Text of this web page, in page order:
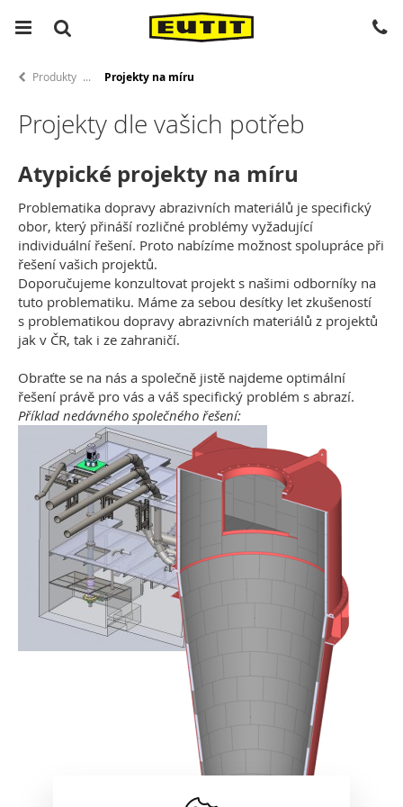
Produkty Projekty na míru
Projekty dle vašich potřeb
Atypické projekty na míru
Problematika dopravy abrazivních materiálů je specifický
obor, který přináší rozličné problémy vyžadující
individuální řešení. Proto nabízíme možnost spolupráce při
řešení vašich projektů.
Doporučujeme konzultovat projekt s našimi odborníky na
tuto problematiku. Máme za sebou desítky let zkušeností
s problematikou dopravy abrazivních materiálů z projektů
jak v ČR, tak i ze zahraničí.
Obraťte se na nás a společně jistě najdeme optimální
řešení právě pro vás a váš specifický problém s abrazí.
Příklad nedávného společného řešení: